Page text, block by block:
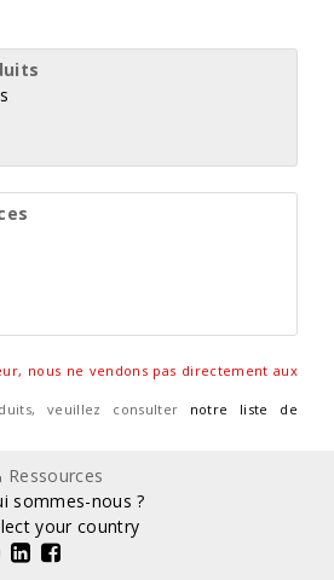
nous ne vendons pas directement aux
veuillez consulter notre liste de
Ressources
sommes-nous ?
your country